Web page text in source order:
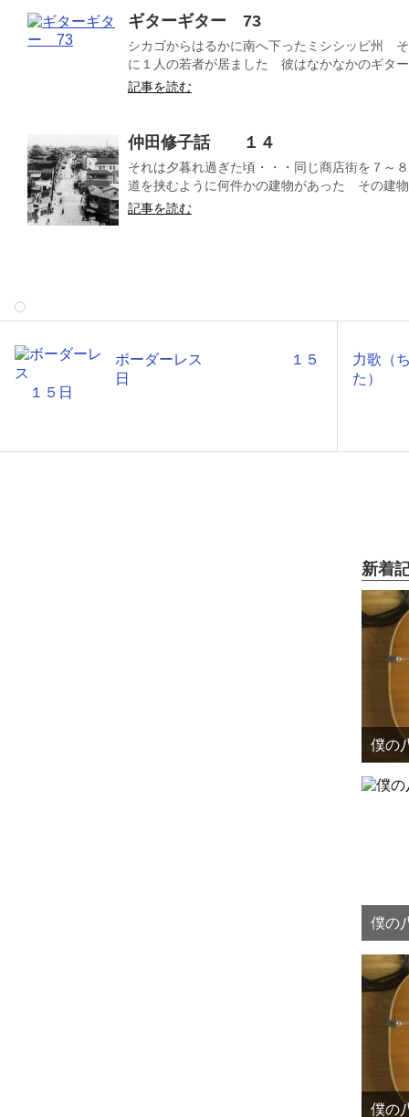
ギターギター 73
シカゴからはるかに南へ下ったミシシッピ州
に１人の若者が居ました 彼はなかなかのギタ
記事を読む
仲田修子話 １４
それは夕暮れ過ぎた頃・・・同じ商店街を７～
道を挟むように何件かの建物があった その建
記事を読む
ボーダーレス １５
日
力歌（
た
新着
僕の
僕の
僕の